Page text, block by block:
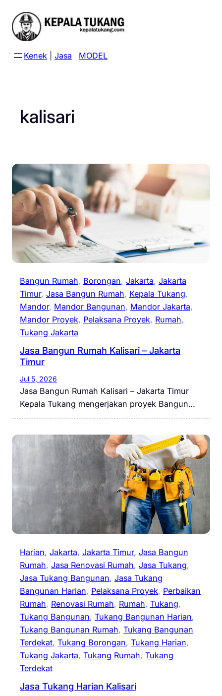
content
Kenek Jasa MODEL
kalisari
Bangun Rumah, Borongan, Jakarta, Jakarta
Timur, Jasa Bangun Rumah, Kepala Tukang
Mandor, Mandor Bangunan, Mandor Jakarta
Mandor Proyek, Pelaksana Proyek, Rumah
Tukang Jakarta
Jasa Bangun Rumah Kalisari – Jakarta
Timur
Jul 5, 2026
Jasa Bangun Rumah Kalisari – Jakarta Timur
Kepala Tukang mengerjakan proyek Bangun…
Harian, Jakarta, Jakarta Timur, Jasa Bangun
Rumah, Jasa Renovasi Rumah, Jasa Tukang
Jasa Tukang Bangunan, Jasa Tukang
Bangunan Harian, Pelaksana Proyek, Perbaikan
Rumah, Renovasi Rumah, Rumah, Tukang
Tukang Bangunan, Tukang Bangunan Harian
Tukang Bangunan Rumah, Tukang Bangunan
Terdekat, Tukang Borongan, Tukang Harian
Tukang Jakarta, Tukang Rumah, Tukang
Terdekat
Jasa Tukang Harian Kalisari